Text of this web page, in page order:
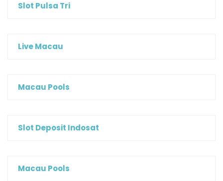
Slot Pulsa Tri
Live Macau
Macau Pools
Slot Deposit Indosat
Macau Pools